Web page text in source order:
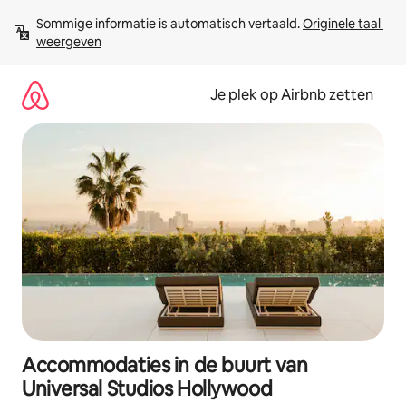
direct
naar
Sommige informatie is automatisch vertaald. Originele taal
weergeven
Je plek op Airbnb zetten
Accommodaties in de buurt van
Universal Studios Hollywood